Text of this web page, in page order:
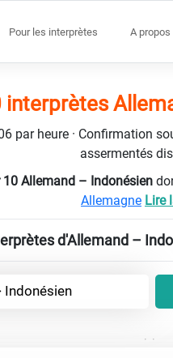
Pour les interprètes A propos
interprètes
par heure · Confirmation
assermentés
Allemand – Indonésien
Allemagne Lire
d'Allemand –
Indonésien